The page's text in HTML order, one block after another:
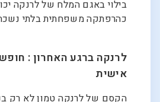
בילוי באגם המלח של לרנקה
כהרפתקה משפחתית בלתי
לרנקה ברגע האחרון :
אישית
הקסם של לרנקה טמון לא רק